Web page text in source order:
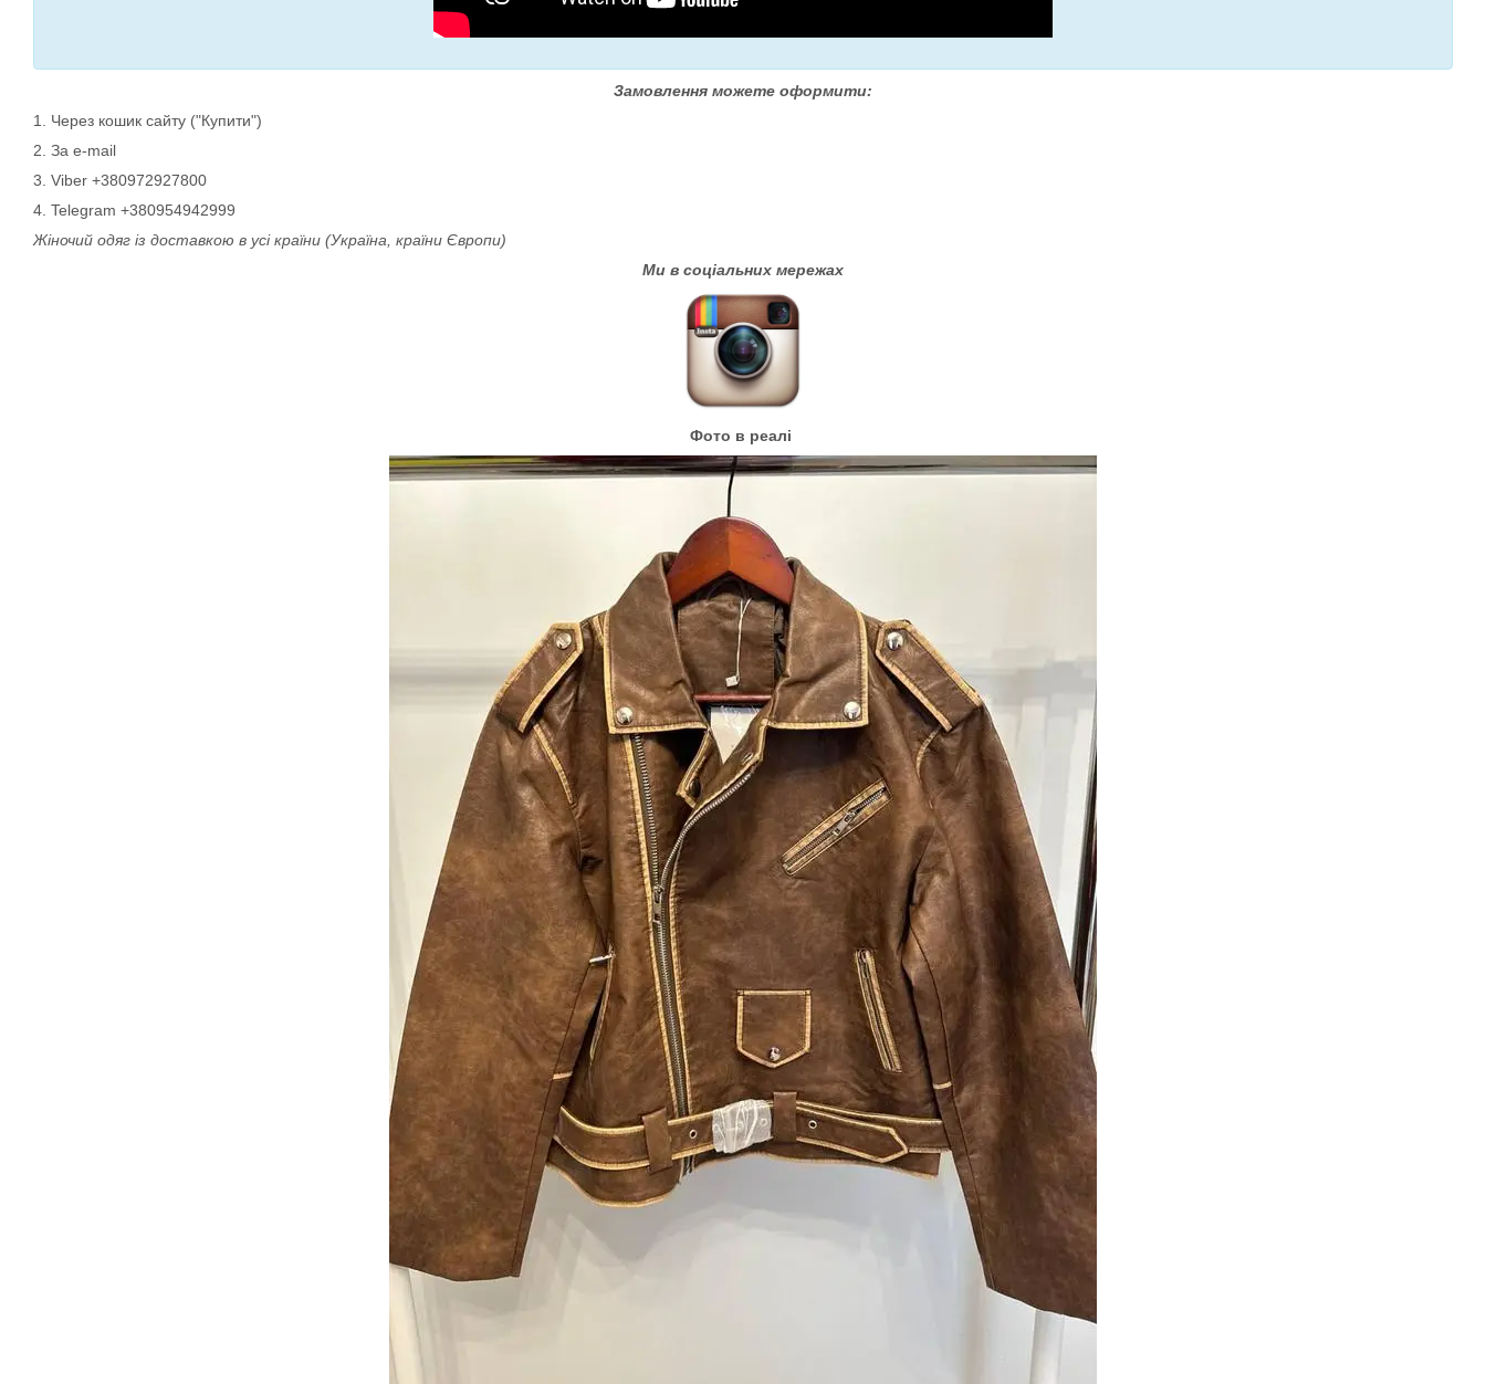
Замовлення можете оформити:
1. Через кошик сайту ("Купити")
2. За e-mail
3. Viber +380972927800
4. Telegram +380954942999
Жіночий одяг із доставкою в усі країни (Україна, країни Європи)
Ми в соціальних мережах
Фото в реалі